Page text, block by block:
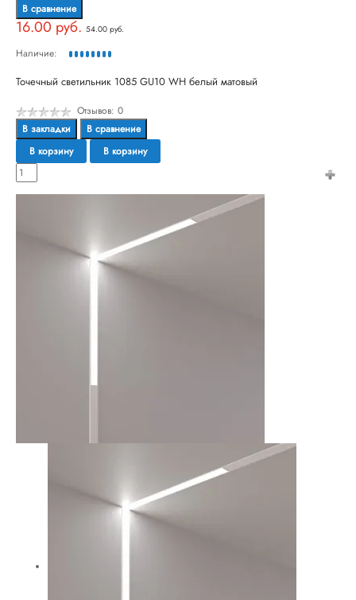
В сравнение
16.00 руб. 54.00 руб.
Наличие:
Точечный светильник 1085 GU10 WH белый матовый
Отзывов: 0
В закладки
В сравнение
В корзину
В корзину